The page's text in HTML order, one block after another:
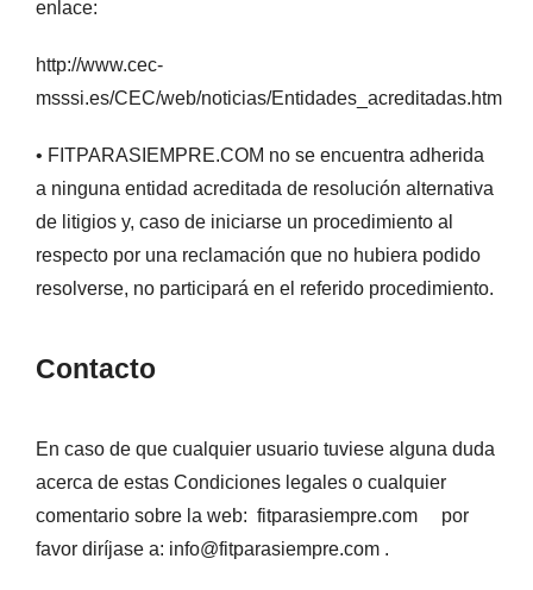
enlace:
http://www.cec-
msssi.es/CEC/web/noticias/Entidades_acreditadas.htm
• FITPARASIEMPRE.COM no se encuentra adherida
a ninguna entidad acreditada de resolución alternativa
de litigios y, caso de iniciarse un procedimiento al
respecto por una reclamación que no hubiera podido
resolverse, no participará en el referido procedimiento.
Contacto
En caso de que cualquier usuario tuviese alguna duda
acerca de estas Condiciones legales o cualquier
comentario sobre la web: fitparasiempre.com por
favor diríjase a: info@fitparasiempre.com .